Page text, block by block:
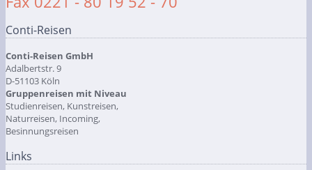
Conti-Reisen
Conti-Reisen GmbH
Adalbertstr. 9
D-51103 Köln
Gruppenreisen mit Niveau
Studienreisen, Kunstreisen,
Naturreisen, Incoming,
Besinnungsreisen
Links